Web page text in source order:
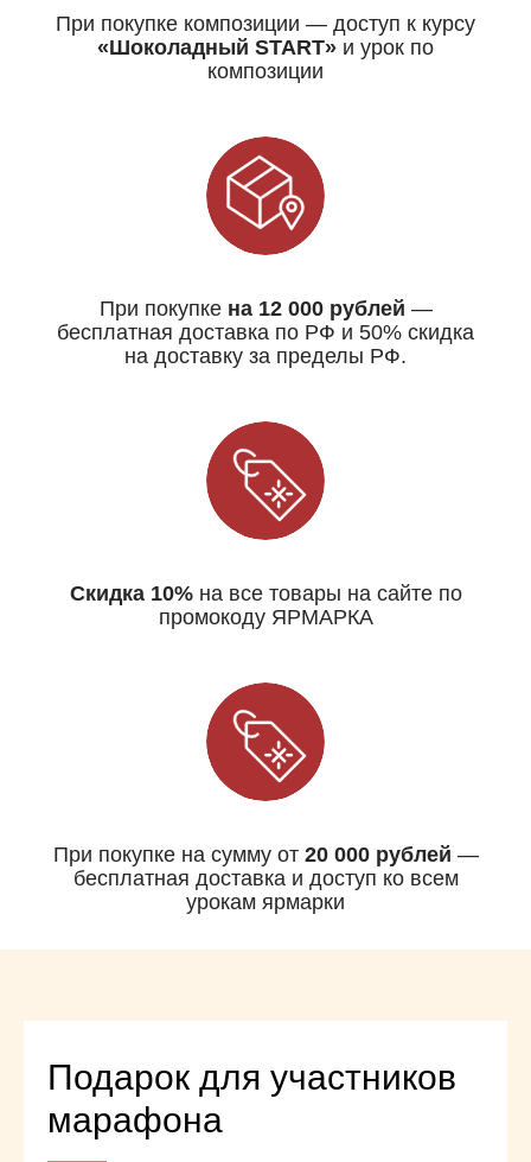
При покупке композиции — доступ к курсу
«Шоколадный START» и урок по
композиции
При покупкена 12 000 рублей —
бесплатная доставка по РФ и 50% скидка
на доставку за пределы РФ.
Скидка 10%на все товары на сайте по
промокоду ЯРМАРКА
При покупке на сумму от 20 000 рублей —
бесплатная доставка и доступ ко всем
урокам ярмарки
Подарок для участников
марафона